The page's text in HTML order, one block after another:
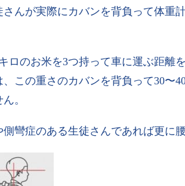
んが実際にカバンを背負って体重
ロのお米を3つ持って車に運ぶ距離
この重さのカバンを背負って30〜
。
彎症のある生徒さんであれば更に